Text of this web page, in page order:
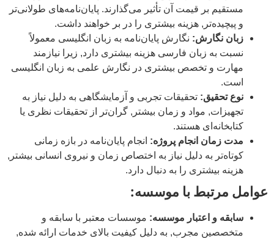
مستقیم بر قیمت آن تأثیر می‌گذارند. پایان‌نامه‌های طولانی‌تر
و پیچیده‌تر, هزینه بیشتری را در بر خواهند داشت.
زبان نگارش: نگارش پایان‌نامه به زبان انگلیسی معمولاً
نسبت به زبان فارسی هزینه بیشتری دارد, زیرا نیازمند
مهارت و تخصص بیشتری در نگارش علمی به زبان انگلیسی
است.
نوع تحقیق: تحقیقات تجربی و آزمایشگاهی به دلیل نیاز به
تجهیزات, مواد و زمان بیشتر, گران‌تر از تحقیقات نظری یا
کتابخانه‌ای هستند.
مدت زمان انجام پروژه: انجام پایان‌نامه در بازه زمانی
کوتاه‌تر به دلیل نیاز به اختصاص زمان و نیروی انسانی بیشتر,
هزینه بیشتری را به دنبال دارد.
عوامل مرتبط با موسسه:
سابقه و اعتبار موسسه: موسسات معتبر با سابقه و
متخصصین مجرب, به دلیل کیفیت بالای خدمات ارائه شده,